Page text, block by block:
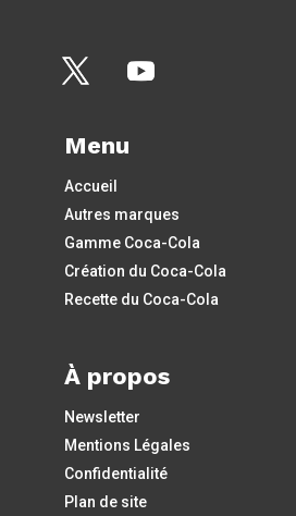
Menu
Accueil
Autres marques
Gamme Coca-Cola
Création du Coca-Cola
Recette du Coca-Cola
À propos
Newsletter
Mentions Légales
Confidentialité
Plan de site